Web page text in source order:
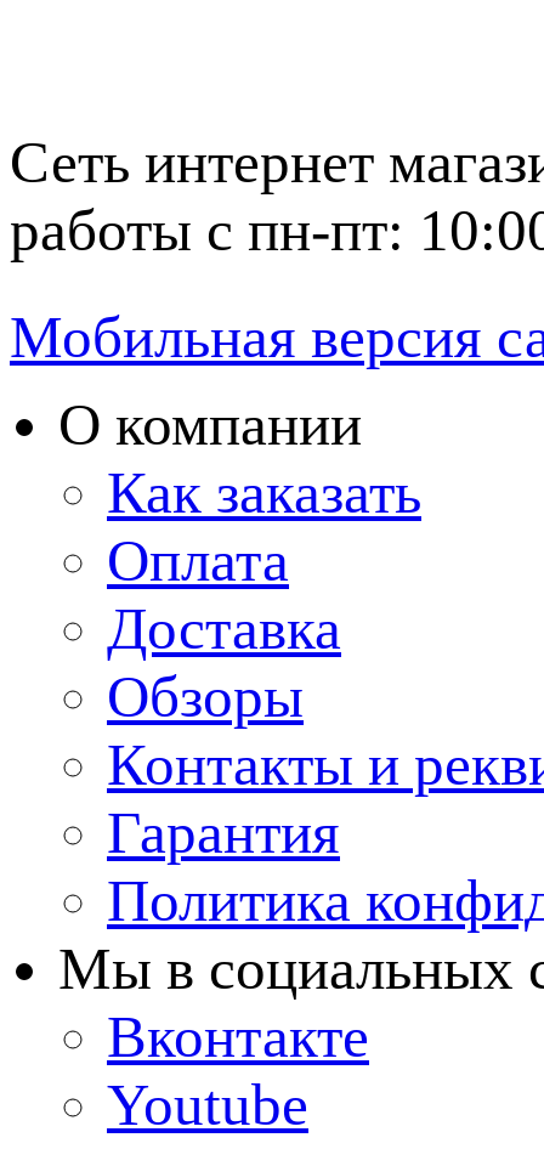
Сеть интернет
работы с пн-пт:
Мобильная версия
О компании
Как заказать
Оплата
Доставка
Обзоры
Контакты и
Гарантия
Политика
Мы в cоциальных
Вконтакте
Youtube